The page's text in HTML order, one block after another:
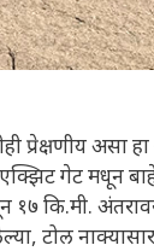
प्रेक्षणीय असा
एक्झिट गेट मधून
१७ कि.मी.
टोल